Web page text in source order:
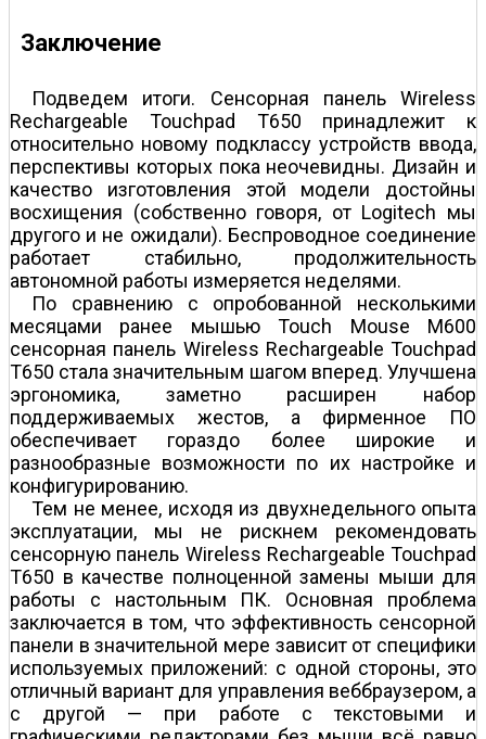
Заключение
Подведем итоги. Сенсорная панель Wireless
Rechargeable Touchpad T650 принадлежит к
относительно новому подклассу устройств ввода,
перспективы которых пока неочевидны. Дизайн и
качество изготовления этой модели достойны
восхищения (собственно говоря, от Logitech мы
другого и не ожидали). Беспроводное соединение
работает стабильно, продолжительность
автономной работы измеряется неделями.
По сравнению с опробованной несколькими
месяцами ранее мышью Touch Mouse M600
сенсорная панель Wireless Rechargeable Touchpad
T650 стала значительным шагом вперед. Улучшена
эргономика, заметно расширен набор
поддерживаемых жестов, а фирменное ПО
обеспечивает гораздо более широкие и
разнообразные возможности по их настройке и
конфигурированию.
Тем не менее, исходя из двухнедельного опыта
эксплуатации, мы не рискнем рекомендовать
сенсорную панель Wireless Rechargeable Touchpad
T650 в качестве полноценной замены мыши для
работы с настольным ПК. Основная проблема
заключается в том, что эффективность сенсорной
панели в значительной мере зависит от специфики
используемых приложений: с одной стороны, это
отличный вариант для управления веб­браузером, а
с другой — при работе с текстовыми и